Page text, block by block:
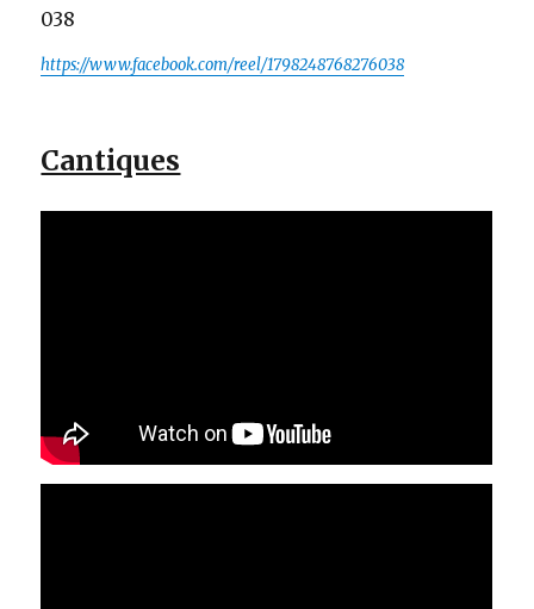
038
https://www.facebook.com/reel/1798248768276038
Cantiques